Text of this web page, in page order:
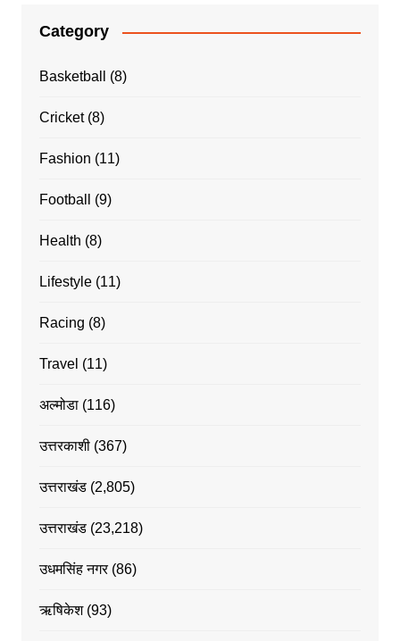
Category
Basketball (8)
Cricket(8)
Fashion (11)
Football (9)
Health (8)
Lifestyle(11)
Racing (8)
Travel (11)
अल्मोडा(116)
उत्तरकाशी(367)
उत्तराखंड(2,805)
उत्तराखंड(23,218)
उधमसिंह नगर(86)
ऋषिकेश(93)